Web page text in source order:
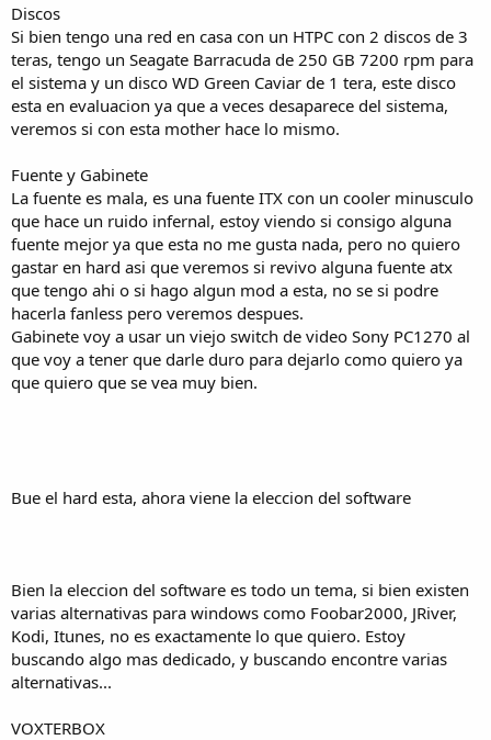
Discos
Si bien tengo una red en casa con un HTPC con 2 discos de 3
teras, tengo un Seagate Barracuda de 250 GB 7200 rpm para
el sistema y un disco WD Green Caviar de 1 tera, este disco
esta en evaluacion ya que a veces desaparece del sistema,
veremos si con esta mother hace lo mismo.
Fuente y Gabinete
La fuente es mala, es una fuente ITX con un cooler minusculo
que hace un ruido infernal, estoy viendo si consigo alguna
fuente mejor ya que esta no me gusta nada, pero no quiero
gastar en hard asi que veremos si revivo alguna fuente atx
que tengo ahi o si hago algun mod a esta, no se si podre
hacerla fanless pero veremos despues.
Gabinete voy a usar un viejo switch de video Sony PC1270 al
que voy a tener que darle duro para dejarlo como quiero ya
que quiero que se vea muy bien.
Bue el hard esta, ahora viene la eleccion del software
Bien la eleccion del software es todo un tema, si bien existen
varias alternativas para windows como Foobar2000, JRiver,
Kodi, Itunes, no es exactamente lo que quiero. Estoy
buscando algo mas dedicado, y buscando encontre varias
alternativas...
VOXTERBOX